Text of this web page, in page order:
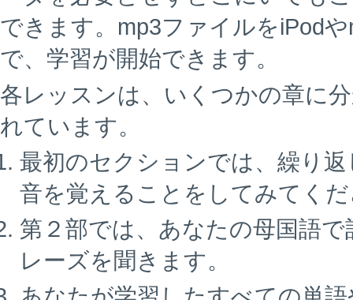
できます。mp3ファイルをiPod
で、学習が開始できます。
各レッスンは、いくつかの章に
れています。
最初のセクションでは、繰り
音を覚えることをしてみてく
第２部では、あなたの母国語
レーズを聞きます。